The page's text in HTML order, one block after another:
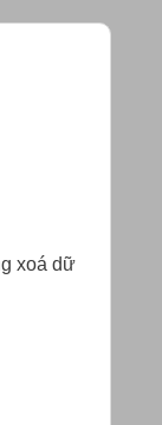
xoá dữ